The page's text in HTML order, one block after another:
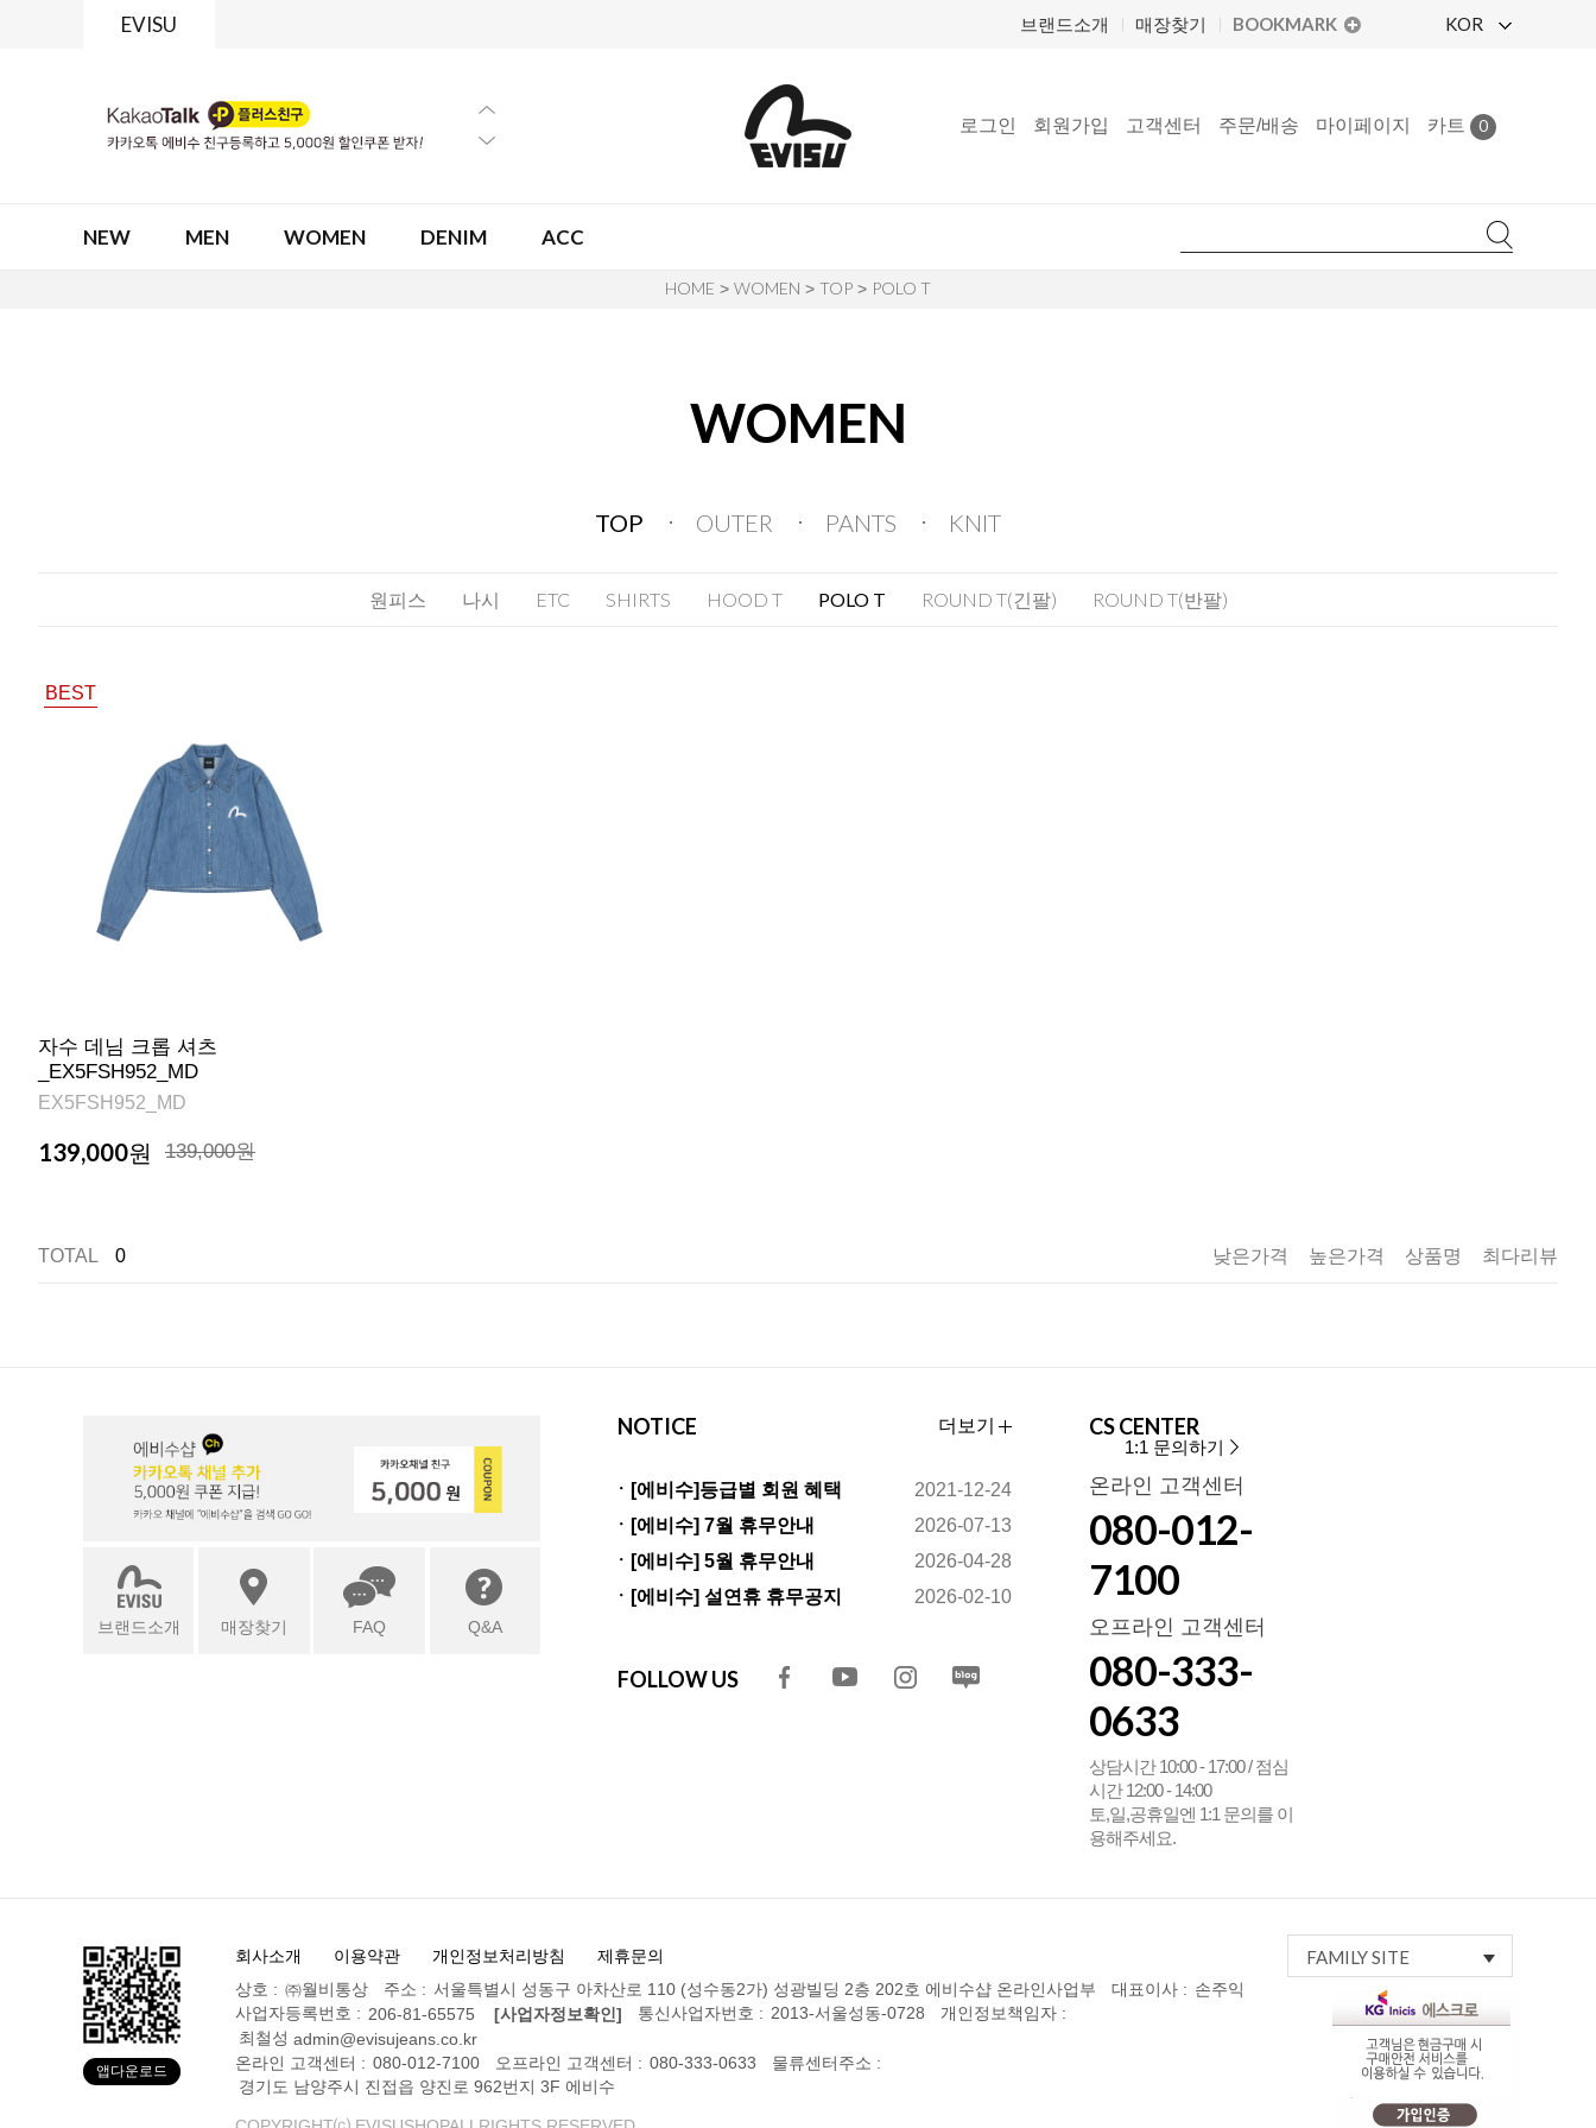
EVISU 브랜드소개 매장찾기 BOOKMARK KOR
로그인 회원가입 고객센터 주문/배송 마이페이지 카트 0
NEW MEN WOMEN DENIM ACC
HOME > WOMEN > TOP > POLO T
WOMEN
TOP OUTER PANTS KNIT
원피스 나시 ETC SHIRTS HOOD T POLO T ROUND T(긴팔) ROUND T(반팔)
BEST
자수 데님 크롭 셔츠
_EX5FSH952_MD
EX5FSH952_MD
139,000원 139,000원
TOTAL 0 낮은가격 높은가격 상품명 최다리뷰
브랜드소개 매장찾기 FAQ Q&A
NOTICE 더보기
ㆍ[에비수]등급별 회원 혜택
변경안내
2021-12-24
ㆍ[에비수] 7월 휴무안내
2026-07-13
ㆍ[에비수] 5월 휴무안내
2026-04-28
ㆍ[에비수] 설연휴 휴무공지
2026-02-10
FOLLOW US
CS CENTER
1:1 문의하기
온라인 고객센터
080-012-
7100
오프라인 고객센터
080-333-
0633
상담시간 10:00 - 17:00 / 점심
시간 12:00 - 14:00
토,일,공휴일엔 1:1 문의를 이
용해주세요.
앱다운로드
회사소개 이용약관 개인정보처리방침 제휴문의 FAMILY SITE
상호 : ㈜월비통상 주소 : 서울특별시 성동구 아차산로 110 (성수동2가) 성광빌딩 2층 202호 에비수샵 온라인사업부 대표이사 : 손주익
사업자등록번호 : 206-81-65575 [사업자정보확인] 통신사업자번호 : 2013-서울성동-0728
개인정보책임자 :
최철성 admin@evisujeans.co.kr
온라인 고객센터 : 080-012-7100 오프라인 고객센터 : 080-333-0633
물류센터주소 :
경기도 남양주시 진접읍 양진로 962번지 3F 에비수